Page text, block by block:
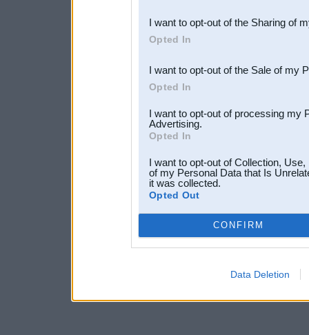
Downstream Participants
third parties.
I want to opt-out of the Sharing of
Opted In
I want to opt-out of the Sale of my
Opted In
I want to opt-out of processing my
Advertising.
Opted In
I want to opt-out of Collection,
of my Personal Data that Is
it was collected.
Opted Out
CONFIRM
Data Deletion